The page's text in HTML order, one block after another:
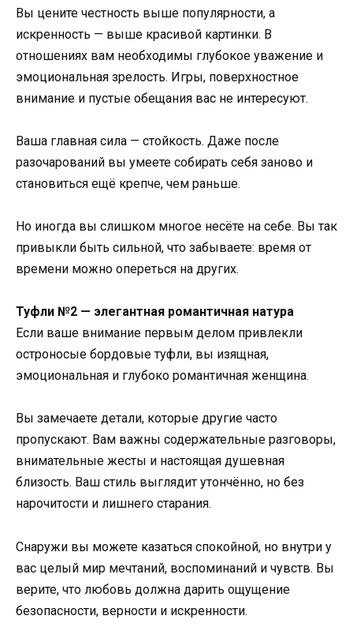
Вы цените честность выше популярности, а
искренность — выше красивой картинки. В
отношениях вам необходимы глубокое уважение и
эмоциональная зрелость. Игры, поверхностное
внимание и пустые обещания вас не интересуют.
Ваша главная сила — стойкость. Даже после
разочарований вы умеете собирать себя заново и
становиться ещё крепче, чем раньше.
Но иногда вы слишком многое несёте на себе. Вы так
привыкли быть сильной, что забываете: время от
времени можно опереться на других.
Туфли №2 — элегантная романтичная натура
Если ваше внимание первым делом привлекли
остроносые бордовые туфли, вы изящная,
эмоциональная и глубоко романтичная женщина.
Вы замечаете детали, которые другие часто
пропускают. Вам важны содержательные разговоры,
внимательные жесты и настоящая душевная
близость. Ваш стиль выглядит утончённо, но без
нарочитости и лишнего старания.
Снаружи вы можете казаться спокойной, но внутри у
вас целый мир мечтаний, воспоминаний и чувств. Вы
верите, что любовь должна дарить ощущение
безопасности, верности и искренности.